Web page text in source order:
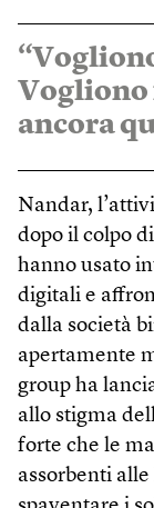
Vogliono
ancora
Nandar,
dopo il colpo
hanno usato
digitali e
dalla società
apertamente
group ha
allo stigma
forte che le
assorbenti